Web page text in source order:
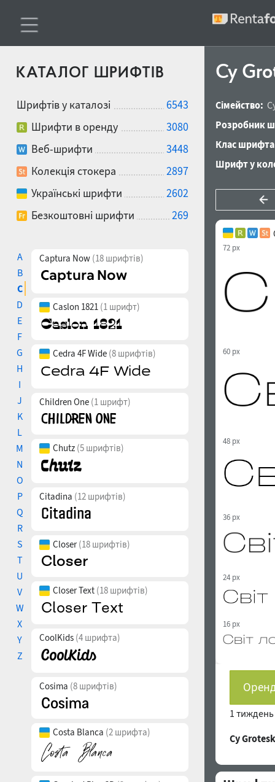
КАТАЛОГ ШРИФТІВ
Шрифтів у каталозі
6543
Шрифти в оренду
3080
Веб-шрифти
3448
Колекція стокера
2897
Українські шрифти
2602
Безкоштовні шрифти
269
A
B
C
D
E
F
G
H
I
J
K
L
M
N
O
P
Q
R
S
T
U
V
W
X
Y
Z
Captura Now (18 шрифтів)
Caslon 1821 (1 шрифт)
Cedra 4F Wide (8 шрифтів)
Children One (1 шрифт)
Chutz (5 шрифтів)
Citadina (12 шрифтів)
Closer(18 шрифтів)
Closer Text (18 шрифтів)
CoolKids (4 шрифта)
Cosima (8 шрифтів)
Costa Blanca (2 шрифта)
Cy
Сімейство:
Розробник
Клас
Шрифт у
72 px
60 px
48 px
36 px
24 px
16 px
1
Cy